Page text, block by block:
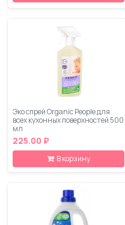
Эко спрей Organic People для
всех кухонных поверхностей 500
мл
225.00 ₽
В корзину